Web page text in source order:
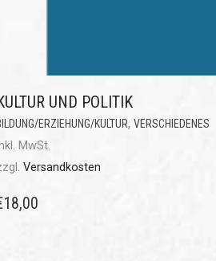
UND POLITIK
ERZIEHUNG/KULTUR, VERSCHIEDENES
MwSt.
Versandkosten
18,00